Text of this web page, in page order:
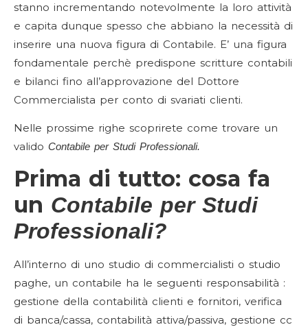
stanno incrementando notevolmente la loro attività
e capita dunque spesso che abbiano la necessità di
inserire una nuova figura di Contabile. E’ una figura
fondamentale perchè predispone scritture contabili
e bilanci fino all’approvazione del Dottore
Commercialista per conto di svariati clienti.
Nelle prossime righe scoprirete come trovare un
valido Contabile per Studi Professionali.
Prima di tutto: cosa fa
un Contabile per Studi
Professionali?
All’interno di uno studio di commercialisti o studio
paghe, un contabile ha le seguenti responsabilità :
gestione della contabilità clienti e fornitori, verifica
di banca/cassa, contabilità attiva/passiva, gestione cc